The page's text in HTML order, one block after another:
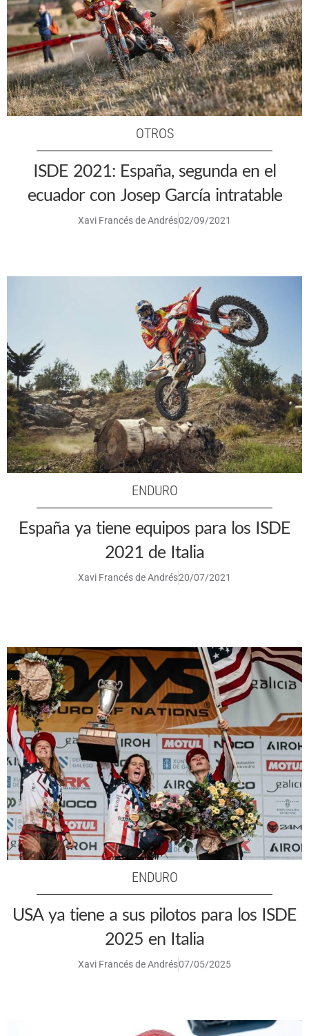
OTROS
ISDE 2021: España, segunda en el
ecuador con Josep García intratable
Xavi Francés de Andrés02/09/2021
ENDURO
España ya tiene equipos para los ISDE
2021 de Italia
Xavi Francés de Andrés20/07/2021
ENDURO
USA ya tiene a sus pilotos para los ISDE
2025 en Italia
Xavi Francés de Andrés07/05/2025